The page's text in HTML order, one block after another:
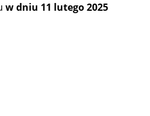
w dniu 11 lutego 2025